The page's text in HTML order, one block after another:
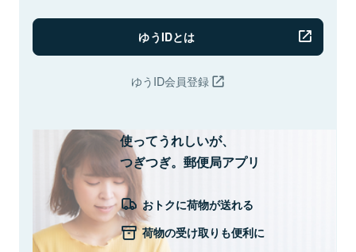
ゆうIDとは
ゆうID会員登録
使ってうれしいが、
つぎつぎ。郵便局アプリ
おトクに荷物が送れる
荷物の受け取りも便利に